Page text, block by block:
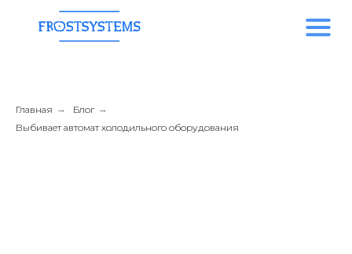
Главная → Блог →
Выбивает автомат холодильного оборудования